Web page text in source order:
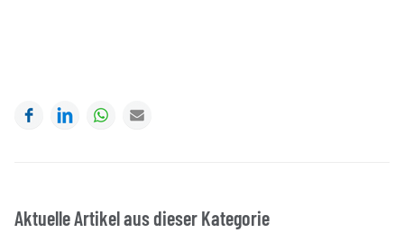
FacebookLinkedInWhatsApp
Aktuelle Artikel aus dieser Kategorie